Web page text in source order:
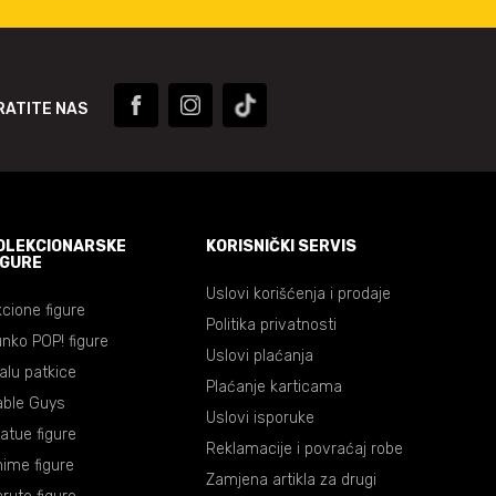
NAS
figure
POP! figure
patkice
Guys
figure
figure
KORISNIČKI SERVIS
Uslovi korišćenja i prodaje
Politika privatnosti
Uslovi plaćanja
Plaćanje karticama
Uslovi isporuke
Reklamacije i povraćaj robe
Zamjena artikla za drugi